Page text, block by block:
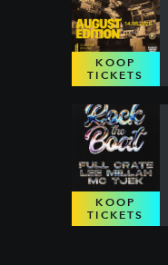
KOOP
TICKETS
KOOP
TICKETS